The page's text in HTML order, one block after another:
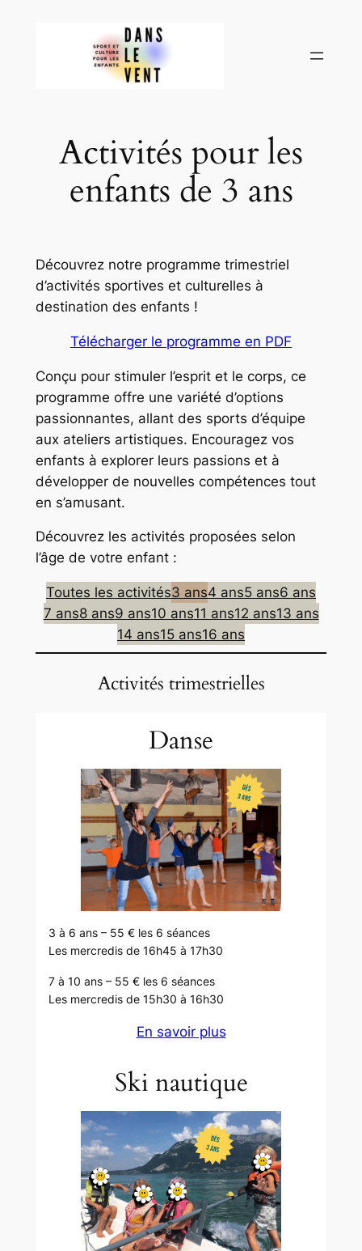
Activités pour les
enfants de 3 ans
Découvrez notre programme trimestriel
d’activités sportives et culturelles à
destination des enfants !
Télécharger le programme en PDF
Conçu pour stimuler l’esprit et le corps, ce
programme offre une variété d’options
passionnantes, allant des sports d’équipe
aux ateliers artistiques. Encouragez vos
enfants à explorer leurs passions et à
développer de nouvelles compétences tout
en s’amusant.
Découvrez les activités proposées selon
l’âge de votre enfant :
Toutes les activités3 ans4 ans5 ans6 ans
7 ans8 ans9 ans10 ans11 ans12 ans13 ans
14 ans15 ans16 ans
Activités trimestrielles
Danse
3 à 6 ans – 55 € les 6 séances
Les mercredis de 16h45 à 17h30
7 à 10 ans – 55 € les 6 séances
Les mercredis de 15h30 à 16h30
En savoir plus
Ski nautique